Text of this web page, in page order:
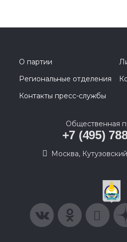
О партии
Региональные отделения
Контакты пресс-службы
Общественная
+7 (495)
Москва,